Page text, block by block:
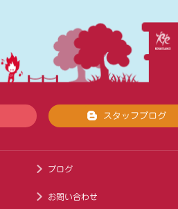
スタッフブログ
ブログ
お問い合わせ